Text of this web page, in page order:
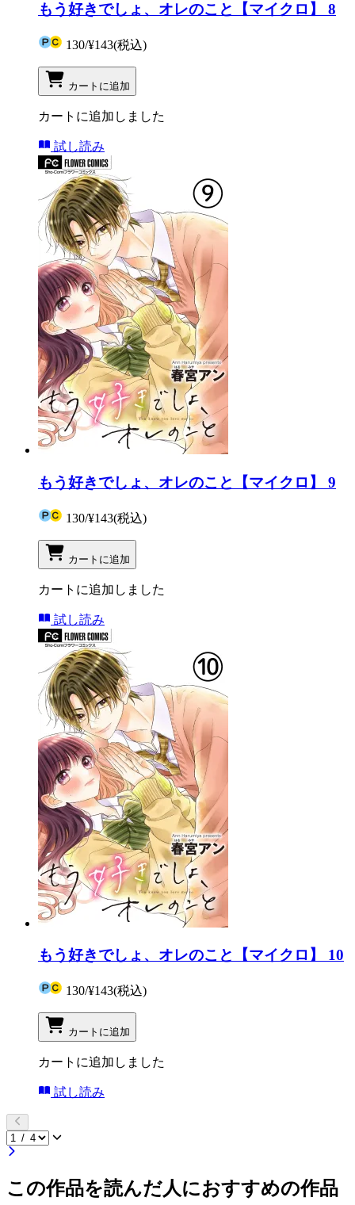
もう好きでしょ、オレのこと【マイクロ】 8
130/¥143(税込)
カートに追加
カートに追加しました
試し読み
もう好きでしょ、オレのこと【マイクロ】 9
130/¥143(税込)
カートに追加
カートに追加しました
試し読み
もう好きでしょ、オレのこと【マイクロ】 10
130/¥143(税込)
カートに追加
カートに追加しました
試し読み
この作品を読んだ人におすすめの作品